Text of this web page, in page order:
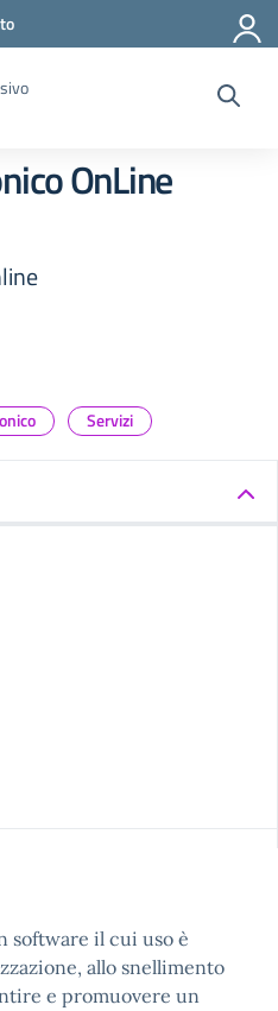
OnLine
Servizi
software il cui uso è
allo snellimento
e promuovere un